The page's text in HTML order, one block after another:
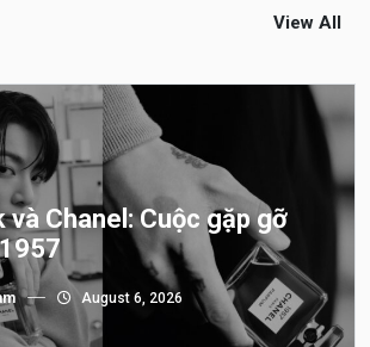
View All
và Chanel: Cuộc gặp gỡ
August 6, 2026